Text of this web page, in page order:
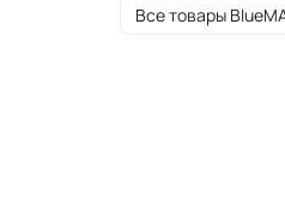
Все товары